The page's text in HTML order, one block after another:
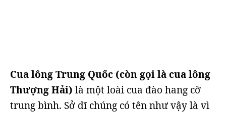
Cua lông Trung Quốc (còn gọi là cua lông
Thượng Hải) là một loài cua đào hang cỡ
trung bình. Sở dĩ chúng có tên như vậy là vì